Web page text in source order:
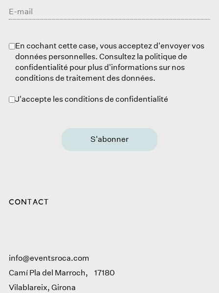
CONTACT
info@eventsroca.com
Camí Pla del Marroch, 17180
Vilablareix, Girona
En cochant cette case, vous acceptez d'envoyer vos
données personnelles. Consultez la politique de
confidentialité pour plus d'informations sur nos
conditions de traitement des données.
J'accepte les conditions de confidentialité
S'abonner